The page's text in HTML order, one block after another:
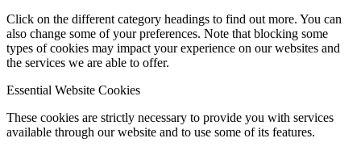
Click on the different category headings to find out more. You can
also change some of your preferences. Note that blocking some
types of cookies may impact your experience on our websites and
the services we are able to offer.
Essential Website Cookies
These cookies are strictly necessary to provide you with services
available through our website and to use some of its features.